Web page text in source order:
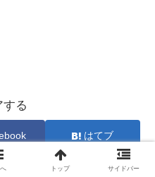
する
はてブ
コピー
トップ サイドバー